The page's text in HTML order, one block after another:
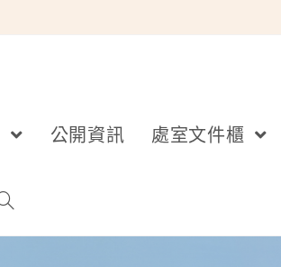
公開資訊 處室文件櫃